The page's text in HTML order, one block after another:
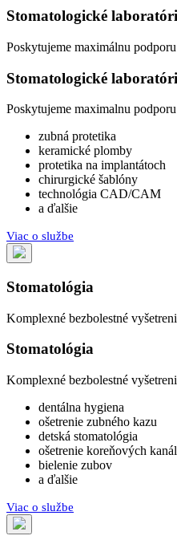
Stomatologické
Poskytujeme maximálnu
Stomatologické
Poskytujeme maximalnu
zubná protetika
keramické plomby
protetika na implantátoch
chirurgické šablóny
technológia CAD/CAM
a ďalšie
Viac o službe
Stomatológia
Komplexné bezbolestné
Stomatológia
Komplexné bezbolestné
dentálna hygiena
ošetrenie zubného kazu
detská stomatológia
ošetrenie koreňových
bielenie zubov
a ďalšie
Viac o službe